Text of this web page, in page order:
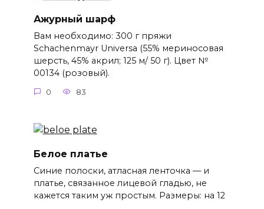
Ажурный шарф
Вам необходимо: 300 г пряжи
Schachenmayr Universa (55% мериносовая
шерсть, 45% акрил; 125 м/ 50 г). Цвет №
00134 (розовый).
0 83
Белое платье
Синие полоски, атласная ленточка — и
платье, связанное лицевой гладью, не
кажется таким уж простым. Размеры: на 12